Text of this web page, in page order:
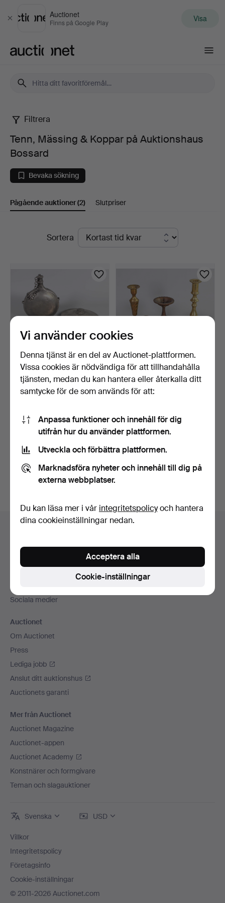
Stäng
Auctionet
Finns på Google Play Visa
Tenn,
Mässing
&
Koppar
Auktionshaus
Bossard
Filtrera
Tenn, Mässing & Koppar på Auktionshaus
Bossard
Bevaka sökning
Pågående auktioner(2) Slutpriser
PågåendeSortera
TENNFLASKA, BRICKA
M.M.
1 dag
58 USD
5 gamla
mässingsljusstakar.
3 dagar
47 USD
Du kan också söka ivårt arkiv med avslutade auktioner
Sidfotsnavigation
Sociala medier
Auctionet
Om Auctionet
Press
Lediga jobb
Anslut ditt auktionshus
Auctionets garanti
Mer från Auctionet
Auctionet Magazine
Auctionet-appen
Auctionet Academy
Konstnärer och formgivare
Teman och slagauktioner
Svenska USD
Villkor
Integritetspolicy
Företagsinfo
Cookie-inställningar
© 2011-2026 Auctionet.com
Vi använder cookies
Denna tjänst är en del av Auctionet-plattformen.
Vissa cookies är nödvändiga för att tillhandahålla
tjänsten, medan du kan hantera eller återkalla ditt
samtycke för de som används för att:
Anpassa funktioner och innehåll för dig
utifrån hur du använder plattformen.
Utveckla och förbättra plattformen.
Marknadsföra nyheter och innehåll till dig på
externa webbplatser.
Du kan läsa mer i vår integritetspolicyoch hantera
dina cookieinställningar nedan.
Cookie-inställningar
Acceptera alla